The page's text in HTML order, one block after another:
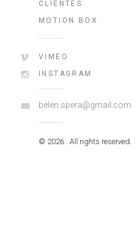
CLIENTES
MOTION BOX
VIMEO
INSTAGRAM
belen.spera@gmail.com
© 2026 . All rights reserved.